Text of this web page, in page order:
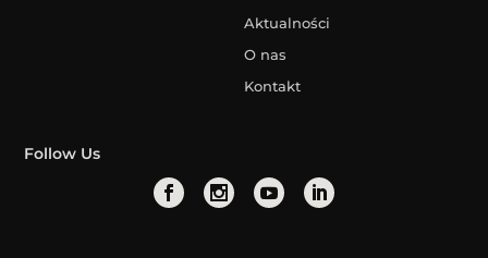
Aktualności
O nas
Kontakt
Follow Us